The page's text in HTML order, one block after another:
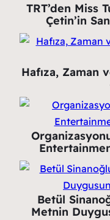
TRT’den Miss
Çetin’in
Hafıza, Zaman
Betül
Metnin